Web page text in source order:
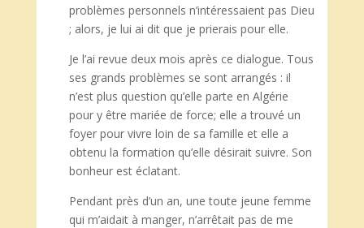
problèmes personnels n’intéressaient pas Dieu
; alors, je lui ai dit que je prierais pour elle.
Je l’ai revue deux mois après ce dialogue. Tous
ses grands problèmes se sont arrangés : il
n’est plus question qu’elle parte en Algérie
pour y être mariée de force; elle a trouvé un
foyer pour vivre loin de sa famille et elle a
obtenu la formation qu’elle désirait suivre. Son
bonheur est éclatant.
Pendant près d’un an, une toute jeune femme
qui m’aidait à manger, n’arrêtait pas de me